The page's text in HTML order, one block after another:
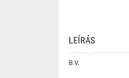
LEÍRÁS
B.V.